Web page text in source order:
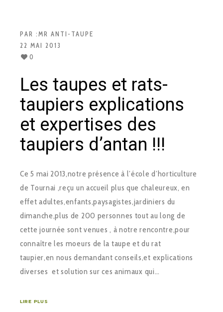
PAR :MR ANTI-TAUPE
22 MAI 2013
0
Les taupes et rats-
taupiers explications
et expertises des
taupiers d’antan !!!
Ce 5 mai 2013,notre présence à l’école d’horticulture
de Tournai ,reçu un accueil plus que chaleureux, en
effet adultes,enfants,paysagistes,jardiniers du
dimanche,plus de 200 personnes tout au long de
cette journée sont venues , à notre rencontre,pour
connaître les moeurs de la taupe et du rat
taupier,en nous demandant conseils,et explications
diverses et solution sur ces animaux qui…
LIRE PLUS